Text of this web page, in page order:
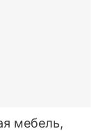
мебель,